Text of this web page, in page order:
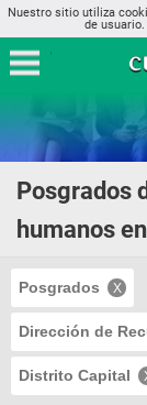
Nuestro sitio utiliza
de
Posgrados
humanos
Posgrados
Dirección de
Distrito Capital